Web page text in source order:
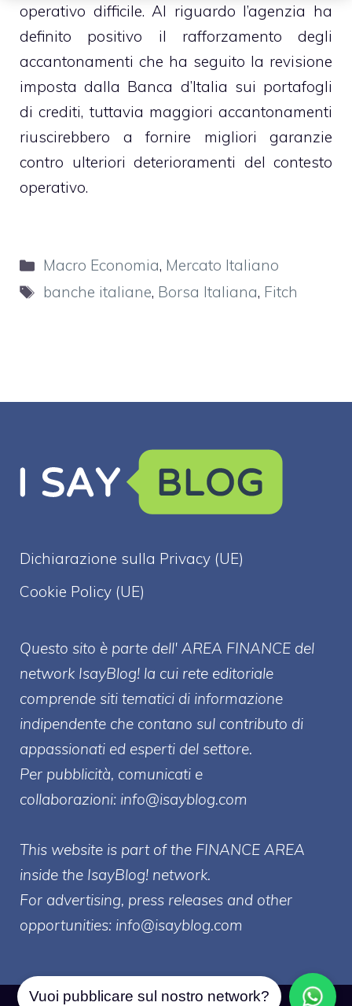
operativo difficile. Al riguardo l’agenzia ha
definito positivo il rafforzamento degli
accantonamenti che ha seguito la revisione
imposta dalla Banca d’Italia sui portafogli
di crediti, tuttavia maggiori accantonamenti
riuscirebbero a fornire migliori garanzie
contro ulteriori deterioramenti del contesto
operativo.
Categorie
Macro Economia, Mercato Italiano
Tag
banche italiane, Borsa Italiana, Fitch
Dichiarazione sulla Privacy (UE)
Cookie Policy (UE)
Questo sito è parte dell' AREA FINANCE del
network IsayBlog! la cui rete editoriale
comprende siti tematici di informazione
indipendente che contano sul contributo di
appassionati ed esperti del settore.
Per pubblicità, comunicati e
collaborazioni: info@isayblog.com
This website is part of the FINANCE AREA
inside the IsayBlog! network.
For advertising, press releases and other
opportunities: info@isayblog.com
Vuoi pubblicare sul nostro network?